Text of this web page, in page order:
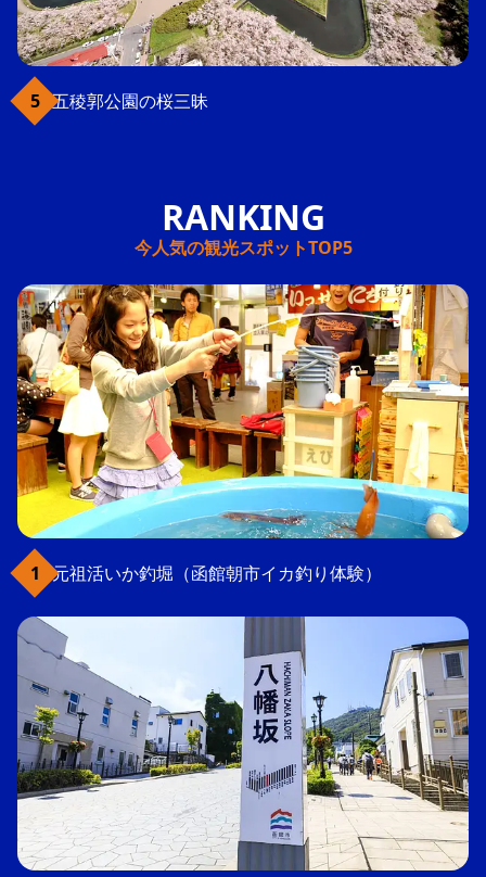
五稜郭公園の桜三昧
今人気の観光スポットTOP5
元祖活いか釣堀（函館朝市イカ釣り体験）